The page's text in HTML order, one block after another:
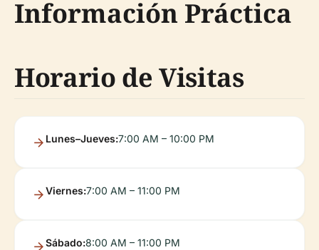
Información Práctica
Horario de Visitas
Lunes–Jueves:7:00 AM – 10:00 PM
Viernes:7:00 AM – 11:00 PM
Sábado:8:00 AM – 11:00 PM